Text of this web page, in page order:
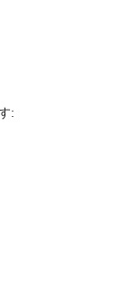
: